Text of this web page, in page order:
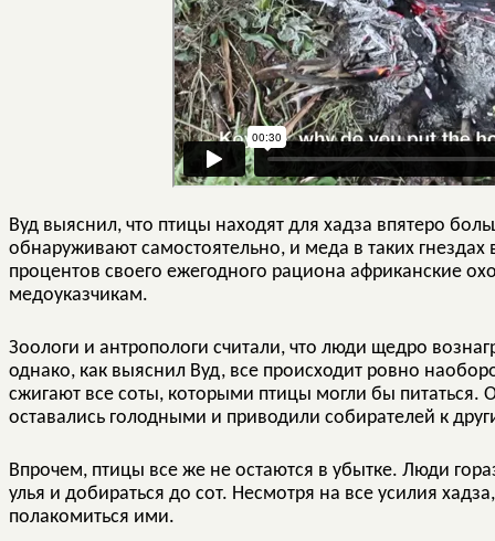
Вуд выяснил, что птицы находят для хадза впятеро
обнаруживают самостоятельно, и меда в таких
процентов своего ежегодного рациона африканские
медоуказчикам.
Зоологи и антропологи считали, что люди щедро
однако, как выяснил Вуд, все происходит ровно
сжигают все соты, которыми птицы могли бы питаться.
оставались голодными и приводили собирателей к
Впрочем, птицы все же не остаются в убытке. Люди
улья и добираться до сот. Несмотря на все усилия
полакомиться ими.